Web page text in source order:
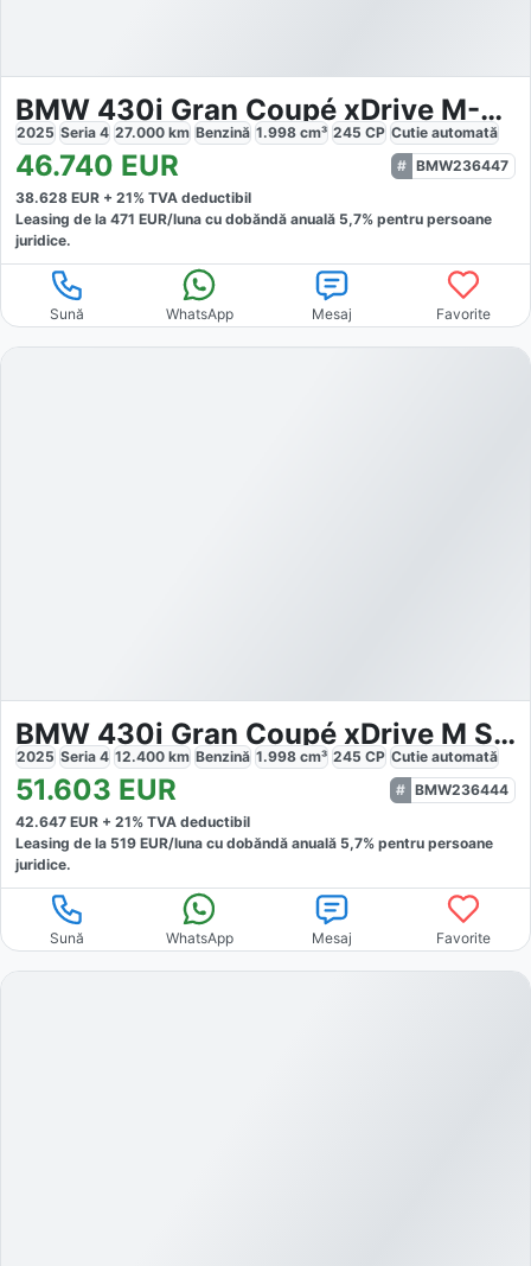
BMW 430i Gran Coupé xDrive M-Sport
2025 Seria 4 27.000 km Benzină 1.998 cm³ 245 CP Cutie automată
46.740 EUR
BMW236447
38.628 EUR + 21% TVA deductibil
Leasing de la 471 EUR/luna cu dobăndă anuală 5,7% pentru persoane
juridice.
Sună WhatsApp Mesaj Favorite
BMW 430i Gran Coupé xDrive M Sport
2025 Seria 4 12.400 km Benzină 1.998 cm³ 245 CP Cutie automată
51.603 EUR
BMW236444
42.647 EUR + 21% TVA deductibil
Leasing de la 519 EUR/luna cu dobăndă anuală 5,7% pentru persoane
juridice.
Sună WhatsApp Mesaj Favorite